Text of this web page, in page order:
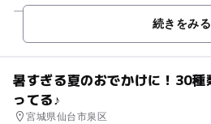
ー」を核とする、日本で唯一国宝がある道
続きをみる
暑すぎる夏のおでかけに！30種
ってる♪
宮城県仙台市泉区